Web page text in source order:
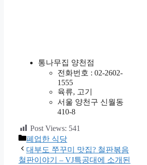
통나무집 양천점
전화번호 : 02-2602-
1555
육류, 고기
서울 양천구 신월동
410-8
Post Views: 541
카
테
고
폐업한 식당
대부도 쭈꾸미 맛집? 철판볶음
철판이야기 – VJ특공대에 소개된